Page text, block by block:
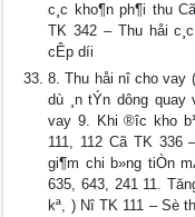
c¸c kho¶n ph¶i thu
TK 342 – Thu håi
cÊp d­íi
8. Thu håi nî cho vay
dù ¸n tÝn dông quay
vay 9. Khi ®­îc kho
111, 112 Cã TK 336
gi¶m chi b»ng tiÒn
635, 643, 241 11.
kª, ) Nî TK 111 – Sè